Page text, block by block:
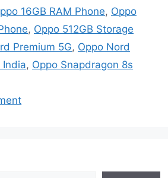
16GB RAM Phone, Oppo
, Oppo 512GB Storage
Premium 5G, Oppo Nord
India, Oppo Snapdragon 8s